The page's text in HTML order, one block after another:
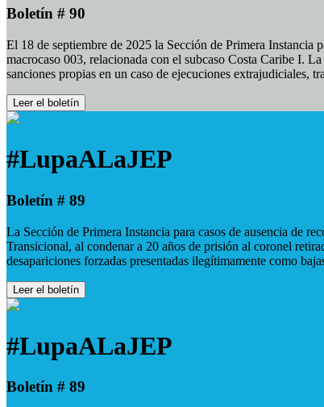
Boletín # 90
El 18 de septiembre de 2025 la Sección de Primera Instancia
macrocaso 003, relacionada con el subcaso Costa Caribe I.
sanciones propias en un caso de ejecuciones extrajudiciales,
Leer el boletín
#LupaALaJEP
Boletín # 89
La Sección de Primera Instancia para casos de ausencia de
Transicional, al condenar a 20 años de prisión al coronel
desapariciones forzadas presentadas ilegítimamente como
Leer el boletín
#LupaALaJEP
Boletín # 89